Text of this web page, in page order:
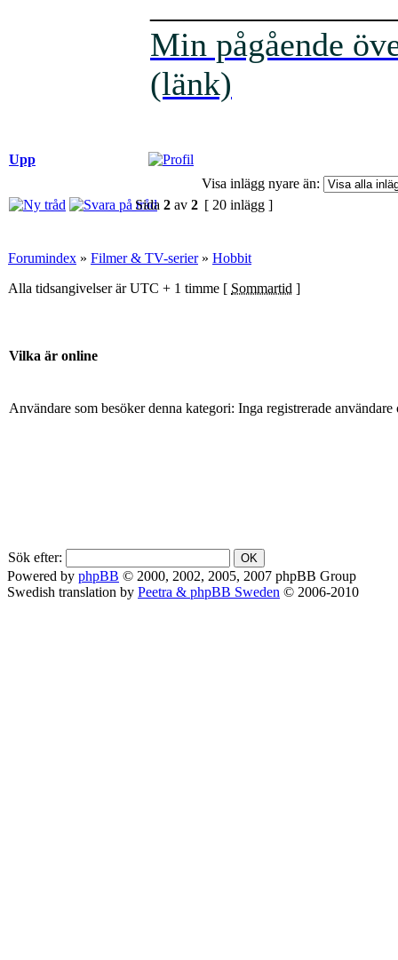
Min pågående
(länk)
Upp
Visa inlägg nyare än:
Sida 2 av 2 [ 20 inlägg ]
Forumindex » Filmer & TV-serier» Hobbit
Alla tidsangivelser är UTC + 1 timme [ Sommartid ]
Vilka är online
Användare som besöker denna kategori: Inga registrerade användare
Sök efter:
Powered by phpBB © 2000, 2002, 2005, 2007 phpBB Group
Swedish translation by Peetra & phpBB Sweden © 2006-2010